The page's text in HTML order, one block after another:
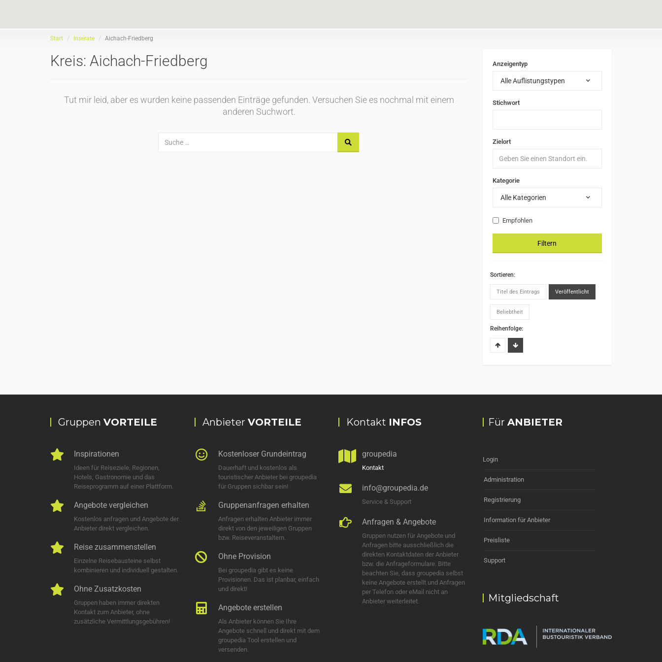
Start Inserate Aichach-Friedberg
Kreis: Aichach-Friedberg
Tut mir leid, aber es wurden keine passenden Einträge gefunden. Versuchen Sie es nochmal mit einem
anderen Suchwort.
Anzeigentyp
Alle Auflistungstypen
Stichwort
Zielort
Kategorie
Alle Kategorien
Empfohlen
Filtern
Sortieren:
Titel des Eintrags Veröffentlicht
Beliebtheit
Reihenfolge:
Gruppen VORTEILE
Inspirationen
Ideen für Reiseziele, Regionen,
Hotels, Gastronomie und das
Reiseprogramm auf einer Plattform.
Angebote vergleichen
Kostenlos anfragen und Angebote der
Anbieter direkt vergleichen.
Reise zusammenstellen
Einzelne Reisebausteine selbst
kombinieren und individuell gestalten.
Ohne Zusatzkosten
Gruppen haben immer direkten
Kontakt zum Anbieter, ohne
zusätzliche Vermittlungsgebühren!
Anbieter VORTEILE
Kostenloser Grundeintrag
Dauerhaft und kostenlos als
touristischer Anbieter bei groupedia
für Gruppen sichbar sein!
Gruppenanfragen erhalten
Anfragen erhalten Anbieter immer
direkt von den jeweiligen Gruppen
bzw. Reiseveranstaltern.
Ohne Provision
Bei groupedia gibt es keine
Provisionen. Das ist planbar, einfach
und direkt!
Angebote erstellen
Als Anbieter können Sie Ihre
Angebote schnell und direkt mit dem
groupedia Tool erstellen und
versenden.
Kontakt INFOS
groupedia
Kontakt
info@groupedia.de
Service & Support
Anfragen & Angebote
Gruppen nutzen für Angebote und
Anfragen bitte ausschließlich die
direkten Kontaktdaten der Anbieter
bzw. die Anfrageformulare. Bitte
beachten Sie, dass groupedia selbst
keine Angebote erstellt und Anfragen
per Telefon oder eMail nicht an
Anbieter weiterleitet.
Für ANBIETER
Login
Administration
Registrierung
Information für Anbieter
Preisliste
Support
Mitgliedschaft